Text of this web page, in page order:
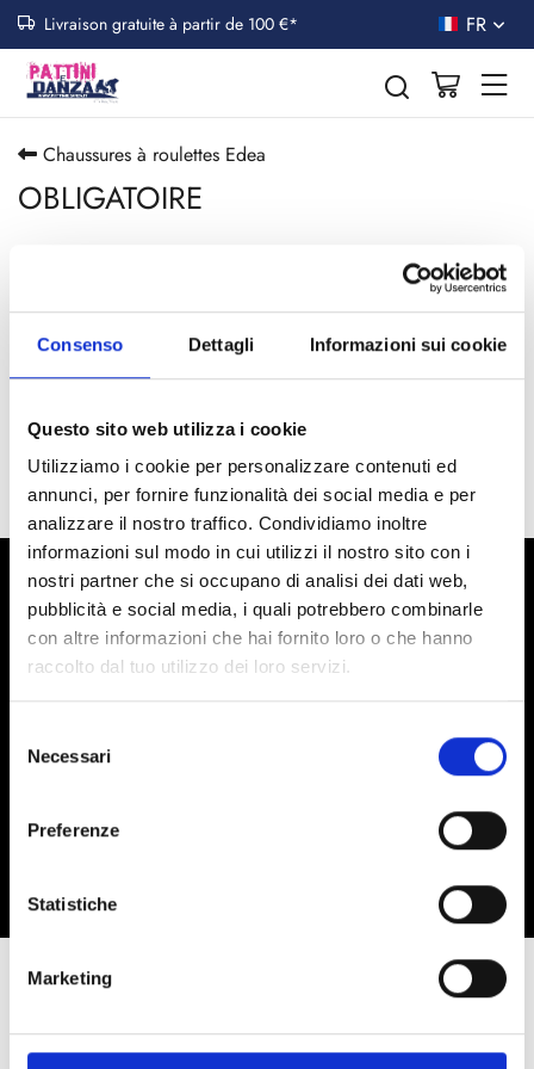
Consenso Dettagli Informazioni sui cookie
Questo sito web utilizza i cookie
Utilizziamo i cookie per personalizzare contenuti ed
annunci, per fornire funzionalità dei social media e per
analizzare il nostro traffico. Condividiamo inoltre
informazioni sul modo in cui utilizzi il nostro sito con i
nostri partner che si occupano di analisi dei dati web,
pubblicità e social media, i quali potrebbero combinarle
con altre informazioni che hai fornito loro o che hanno
raccolto dal tuo utilizzo dei loro servizi.
delNecessari
Preferenze
Statistiche
Marketing
Livraison gratuite à partir de 100 €* FR
Chaussures à roulettes Edea
OBLIGATOIRE
Toggle
Conseillé 12 p
Services associés au produit
EMAIL NEWSLETTER
Souhaitez-vous recevoir des promotions sur le monde du
Rejoignez-nous
J'ai lu la politique de confidentialité (